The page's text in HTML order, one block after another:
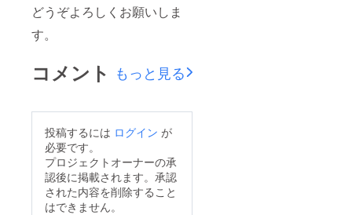
どうぞよろしくお願いしま
す。
コメント もっと見る
投稿するには ログイン が
必要です。
プロジェクトオーナーの承
認後に掲載されます。承認
された内容を削除すること
はできません。